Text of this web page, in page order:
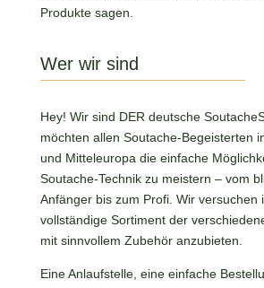
Produkte sagen.
Wer wir sind
Hey! Wir sind DER deutsche
möchten allen Soutache-Begeisterten
und Mitteleuropa die einfache
Soutache-Technik zu meistern – vom
Anfänger bis zum Profi. Wir versuchen
vollständige Sortiment der
mit sinnvollem Zubehör anzubieten.
Eine Anlaufstelle, eine einfache